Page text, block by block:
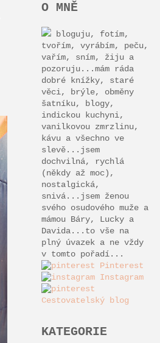
O MNĚ
bloguju, fotím,
tvořím, vyrábím, peču,
vařím, sním, žiju a
pozoruju...mám ráda
dobré knížky, staré
věci, brýle, obměny
šatníku, blogy,
indickou kuchyni,
vanilkovou zmrzlinu,
kávu a všechno ve
slevě...jsem
dochvilná, rychlá
(někdy až moc),
nostalgická,
snivá...jsem ženou
svého osudového muže a
mámou Báry, Lucky a
Davida...to vše na
plný úvazek a ne vždy
v tomto pořadí...
Pinterest
Instagram
Cestovatelský blog
KATEGORIE